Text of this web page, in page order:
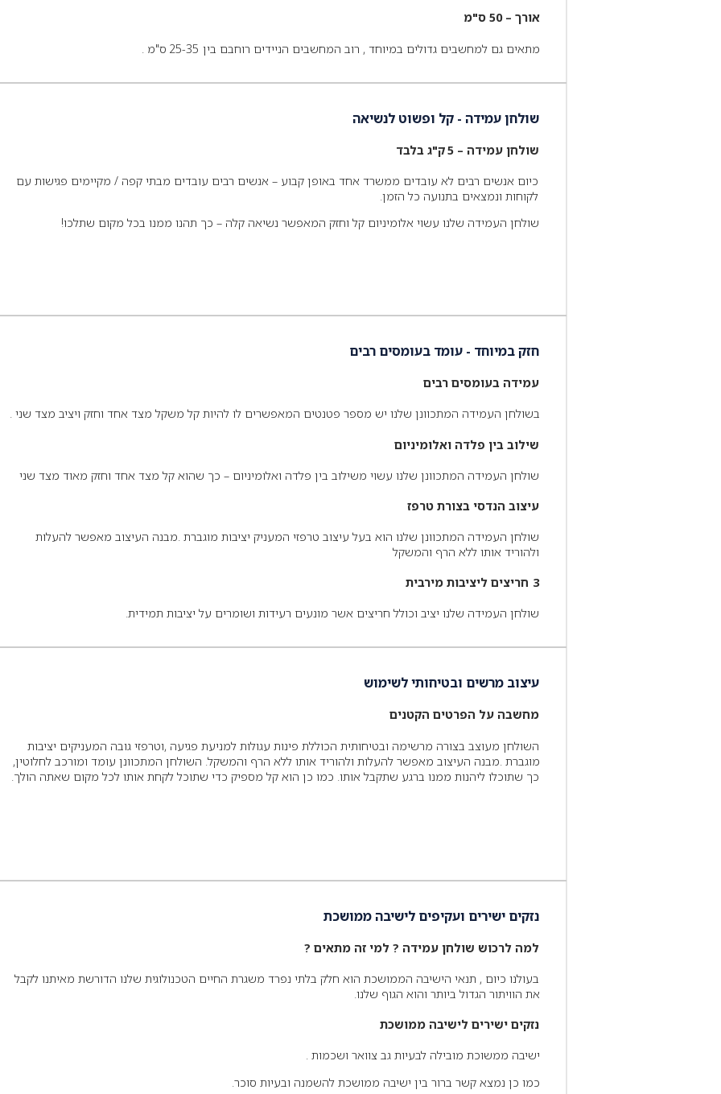
אורך – 50 ס"מ
מתאים גם למחשבים גדולים במיוחד , רוב המחשבים הניידים רוחבם בין 25-35 ס"מ .
שולחן עמידה - קל ופשוט לנשיאה
שולחן עמידה – 5 ק"ג בלבד
כיום אנשים רבים לא עובדים ממשרד אחד באופן קבוע – אנשים רבים עובדים מבתי קפה / מקיימים פגישות עם
לקוחות ונמצאים בתנועה כל הזמן.
שולחן העמידה שלנו עשוי אלומיניום קל וחזק המאפשר נשיאה קלה – כך תהנו ממנו בכל מקום שתלכו!
חזק במיוחד - עומד בעומסים רבים
עמידה בעומסים רבים
בשולחן העמידה המתכוונן שלנו יש מספר פטנטים המאפשרים לו להיות קל משקל מצד אחד וחזק ויציב מצד שני .
שילוב בין פלדה ואלומיניום
שולחן העמידה המתכוונן שלנו עשוי משילוב בין פלדה ואלומיניום – כך שהוא קל מצד אחד וחזק מאוד מצד שני
עיצוב הנדסי בצורת טרפז
שולחן העמידה המתכוונן שלנו הוא בעל עיצוב טרפזי המעניק יציבות מוגברת .מבנה העיצוב מאפשר להעלות
ולהוריד אותו ללא הרף והמשקל
3 חריצים ליציבות מירבית
שולחן העמידה שלנו יציב וכולל חריצים אשר מונעים רעידות ושומרים על יציבות תמידית.
עיצוב מרשים ובטיחותי לשימוש
מחשבה על הפרטים הקטנים
השולחן מעוצב בצורה מרשימה ובטיחותית הכוללת פינות עגולות למניעת פגיעה ,וטרפזי גובה המעניקים יציבות
מוגברת .מבנה העיצוב מאפשר להעלות ולהוריד אותו ללא הרף והמשקל. השולחן המתכוונן עומד ומורכב לחלוטין,
כך שתוכלו ליהנות ממנו ברגע שתקבל אותו. כמו כן הוא קל מספיק כדי שתוכל לקחת אותו לכל מקום שאתה הולך.
נזקים ישירים ועקיפים לישיבה ממושכת
למה לרכוש שולחן עמידה ? למי זה מתאים ?
בעולנו כיום , תנאי הישיבה הממושכת הוא חלק בלתי נפרד משגרת החיים הטכנולוגית שלנו הדורשת מאיתנו לקבל
את הוויתור הגדול ביותר והוא הגוף שלנו.
נזקים ישירים לישיבה ממושכת
ישיבה ממשוכת מובילה לבעיות גב צוואר ושכמות .
כמו כן נמצא קשר ברור בין ישיבה ממושכת להשמנה ובעיות סוכר.